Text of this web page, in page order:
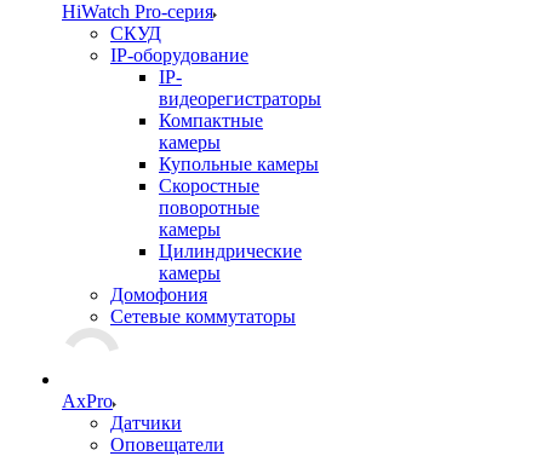
HiWatch Pro-серия
CКУД
IP-оборудование
IP-
видеорегистраторы
Компактные
камеры
Купольные камеры
Скоростные
поворотные
камеры
Цилиндрические
камеры
Домофония
Сетевые коммутаторы
AxPro
Датчики
Оповещатели